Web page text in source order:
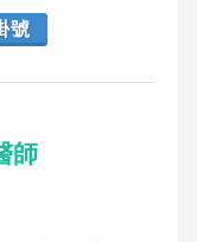
號
師